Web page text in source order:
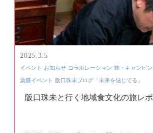
2025.3.5
イベント お知らせ コラボレーション 旅・キャンピ
薬膳イベント 阪口珠未ブログ「未来を信じてる」
阪口珠未と行く地域食文化の旅レポ